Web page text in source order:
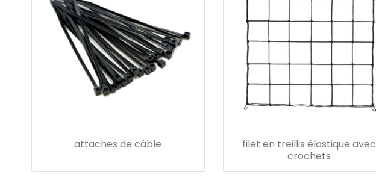
attaches de câble
filet en treillis élastique avec
crochets